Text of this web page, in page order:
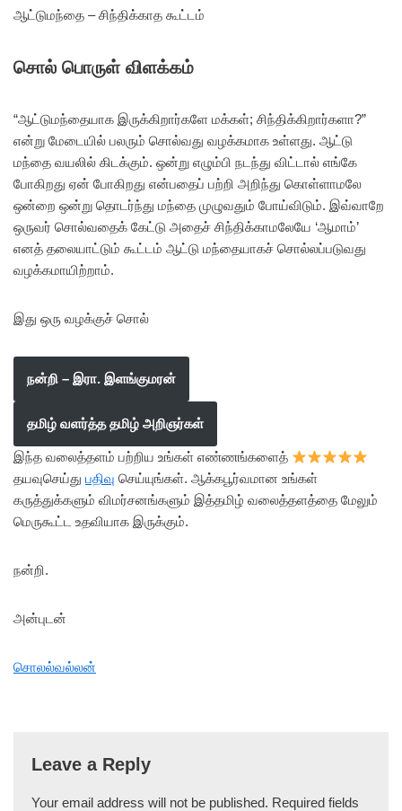
ஆட்டுமந்தை – சிந்திக்காத கூட்டம்
சொல் பொருள் விளக்கம்
“ஆட்டுமந்தையாக இருக்கிறார்களே மக்கள்; சிந்திக்கிறார்களா?”
என்று மேடையில் பலரும் சொல்வது வழக்கமாக உள்ளது. ஆட்டு
மந்தை வயலில் கிடக்கும். ஒன்று எழும்பி நடந்து விட்டால் எங்கே
போகிறது ஏன் போகிறது என்பதைப் பற்றி அறிந்து கொள்ளாமலே
ஒன்றை ஒன்று தொடர்ந்து மந்தை முழுவதும் போய்விடும். இவ்வாறே
ஒருவர் சொல்வதைக் கேட்டு அதைச் சிந்திக்காமலேயே ‘ஆமாம்’
எனத் தலையாட்டும் கூட்டம் ஆட்டு மந்தையாகச் சொல்லப்படுவது
வழக்கமாயிற்றாம்.
இது ஒரு வழக்குச் சொல்
நன்றி – இரா. இளங்குமரன்
தமிழ் வளர்த்த தமிழ் அறிஞர்கள்
இந்த வலைத்தளம் பற்றிய உங்கள் எண்ணங்களைத்
தயவுசெய்து பதிவு செய்யுங்கள். ஆக்கபூர்வமான உங்கள்
கருத்துக்களும் விமர்சனங்களும் இத்தமிழ் வலைத்தளத்தை மேலும்
மெருகூட்ட உதவியாக இருக்கும்.
நன்றி.
அன்புடன்
சொலல்வல்லன்
Leave a Reply
Your email address will not be published. Required fields